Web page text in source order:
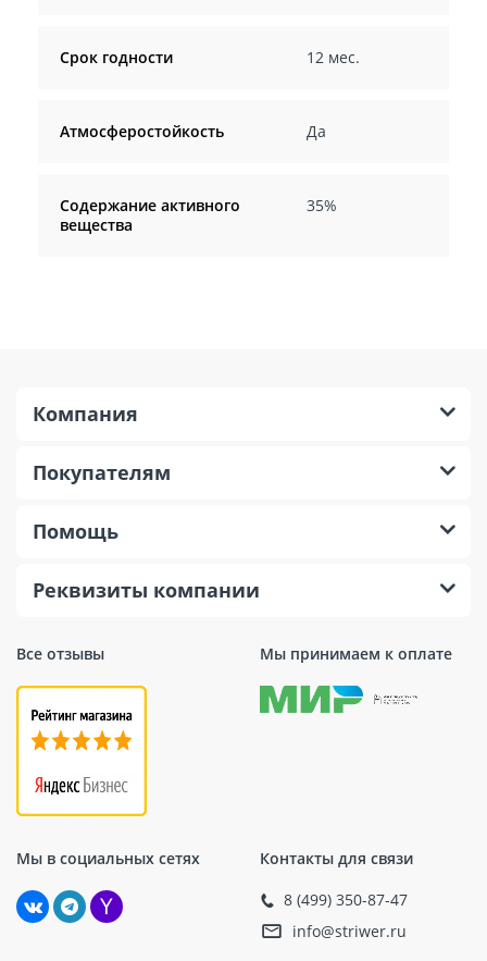
Срок годности 12 мес.
Атмосферостойкость Да
Содержание активного
вещества
35%
Все отзывы Мы принимаем к оплате
Мы в социальных сетях Контакты для связи
8 (499) 350-87-47
info@striwer.ru
Компания
Покупателям
Помощь
Реквизиты компании